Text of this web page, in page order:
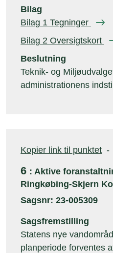
Bilag
Bilag 1 Tegninger
Bilag 2 Oversigtskort
Beslutning
Teknik- og
administrationens
Kopier link til punktet -
6 : Aktive
Ringkøbing-Skjern
Sagsnr: 23-005309
Sagsfremstilling
Statens nye
planperiode forventes